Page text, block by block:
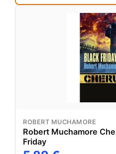
ROBERT MUCHAMORE
Robert Muchamore
Friday